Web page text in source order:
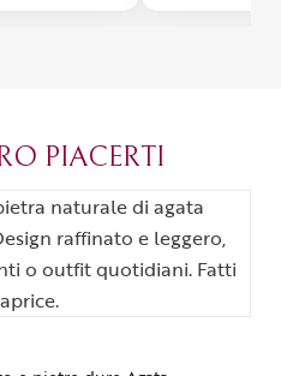
PIACERTI